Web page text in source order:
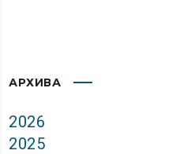
АРХИВА
2026
2025